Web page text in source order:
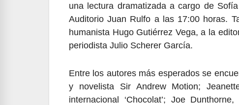
una lectura dramatizada a cargo de
Auditorio Juan Rulfo a las 17:00 horas.
humanista Hugo Gutiérrez Vega, a la
periodista Julio Scherer García.
Entre los autores más esperados se
y novelista Sir Andrew Motion;
internacional ‘Chocolat’; Joe